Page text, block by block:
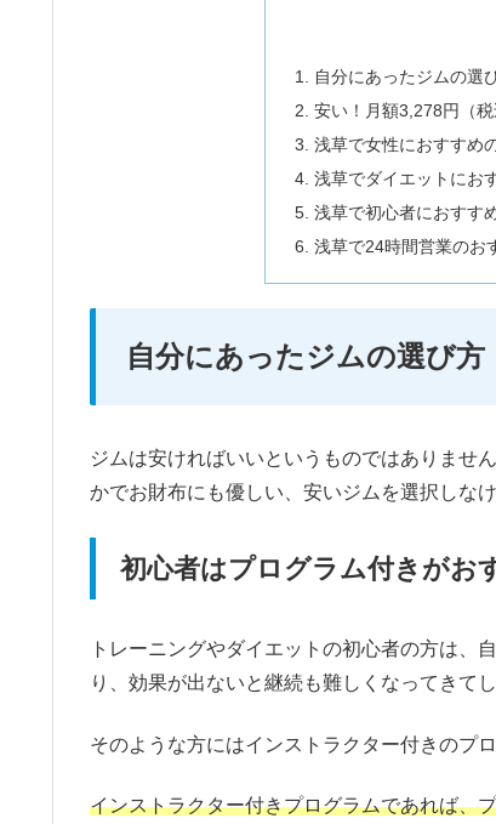
自分にあったジムの選
安い！月額3,278円（
浅草で女性におすすめ
浅草でダイエットにお
浅草で初心者におすす
浅草で24時間営業のお
自分にあったジムの選び方
ジムは安ければいいというものではありませ
かでお財布にも優しい、安いジムを選択しな
初心者はプログラム付きがお
トレーニングやダイエットの初心者の方は、
り、効果が出ないと継続も難しくなってきてし
そのような方にはインストラクター付きのプ
インストラクター付きプログラムであれば、